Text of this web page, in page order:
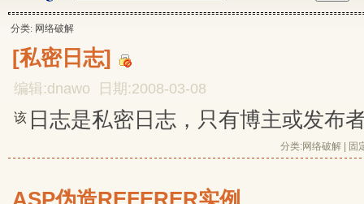
分类: 网络破解
[私密日志]
编辑:dnawo 日期:2008-03-08
该 日志是私密日志，只有博主或发布
分类:网络破解 固
ASP伪造REFERER实例